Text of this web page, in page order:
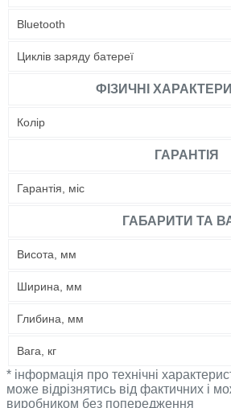
Bluetooth
Циклів заряду батереї
ФІЗИЧНІ
Колір
ГАРАНТІЯ
Гарантія, міс
ГАБАРИТИ ТА
Висота, мм
Ширина, мм
Глибина, мм
Вага, кг
* інформація про технічні
може відрізнятись від фактичних і
виробником без попередження